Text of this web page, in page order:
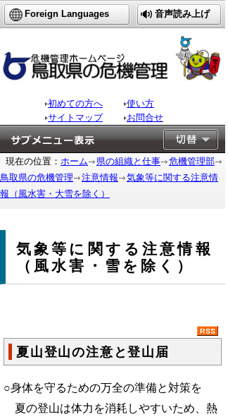
Foreign Languages 音声読み上げ
初めての方へ
使い方
サイトマップ
お問合せ
現在の位置： ホーム 県の組織と仕事
危機管理部
鳥取県の危機管理
注意情報
気象等に関する注意情
報（風水害・大雪を除く）
気象等に関する注意情報
（風水害・雪を除く）
夏山登山の注意と登山届
○身体を守るための万全の準備と対策を
夏の登山は体力を消耗しやすいため、熱